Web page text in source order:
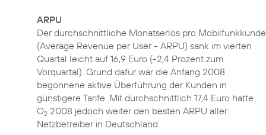
ARPU
Der durchschnittliche Monatserlös pro Mobilfunkkunde
(Average Revenue per User - ARPU) sank im vierten
Quartal leicht auf 16,9 Euro (-2,4 Prozent zum
Vorquartal). Grund dafür war die Anfang 2008
begonnene aktive Überführung der Kunden in
günstigere Tarife. Mit durchschnittlich 17,4 Euro hatte
O2 2008 jedoch weiter den besten ARPU aller
Netzbetreiber in Deutschland.